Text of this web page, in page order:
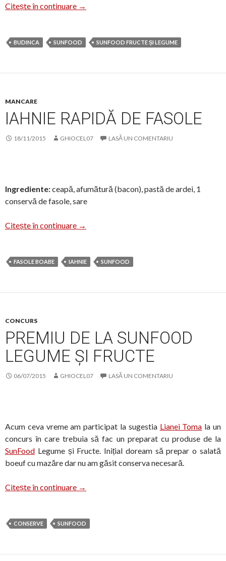
Citește în continuare Budinca la pahar cu fructe tropicale
→
BUDINCA SUNFOOD SUNFOOD FRUCTE ȘI LEGUME
MANCARE
IAHNIE RAPIDĂ DE FASOLE
18/11/2015 GHIOCEL07 LASĂ UN COMENTARIU
Ingrediente:ceapă, afumătură (bacon), pastă de ardei, 1
conservă de fasole, sare
Citește în continuare Iahnie rapidă de fasole
→
FASOLE BOABE IAHNIE SUNFOOD
CONCURS
PREMIU DE LA SUNFOOD
LEGUME ȘI FRUCTE
06/07/2015 GHIOCEL07 LASĂ UN COMENTARIU
Acum ceva vreme am participat la sugestia Lianei Toma la un
concurs în care trebuia să fac un preparat cu produse de la
SunFood Legume și Fructe. Inițial doream să prepar o salată
boeuf cu mazăre dar nu am găsit conserva necesară.
Citește în continuare Premiu de la SunFood Legume și Fructe
→
CONSERVE SUNFOOD